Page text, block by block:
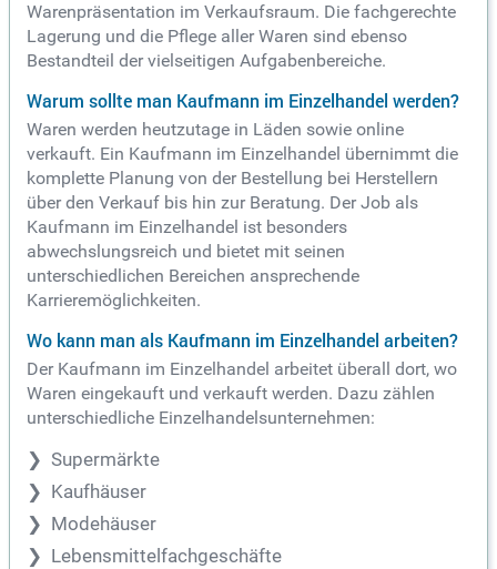
Warenpräsentation im Verkaufsraum. Die fachgerechte
Lagerung und die Pflege aller Waren sind ebenso
Bestandteil der vielseitigen Aufgabenbereiche.
Warum sollte man Kaufmann im Einzelhandel werden?
Waren werden heutzutage in Läden sowie online
verkauft. Ein Kaufmann im Einzelhandel übernimmt die
komplette Planung von der Bestellung bei Herstellern
über den Verkauf bis hin zur Beratung. Der Job als
Kaufmann im Einzelhandel ist besonders
abwechslungsreich und bietet mit seinen
unterschiedlichen Bereichen ansprechende
Karrieremöglichkeiten.
Wo kann man als Kaufmann im Einzelhandel arbeiten?
Der Kaufmann im Einzelhandel arbeitet überall dort, wo
Waren eingekauft und verkauft werden. Dazu zählen
unterschiedliche Einzelhandelsunternehmen:
Supermärkte
Kaufhäuser
Modehäuser
Lebensmittelfachgeschäfte